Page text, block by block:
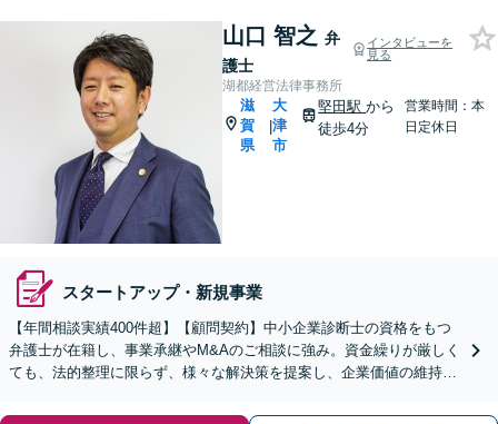
山口 智之 弁
護士
インタビューを
見る
湖都経営法律事務所
滋
賀
県
|
大
津
市
堅田駅から
徒歩4分
営業時間：本
日定休日
スタートアップ・新規事業
【年間相談実績400件超】【顧問契約】中小企業診断士の資格をもつ
弁護士が在籍し、事業承継やM&Aのご相談に強み。資金繰りが厳しく
ても、法的整理に限らず、様々な解決策を提案し、企業価値の維持・